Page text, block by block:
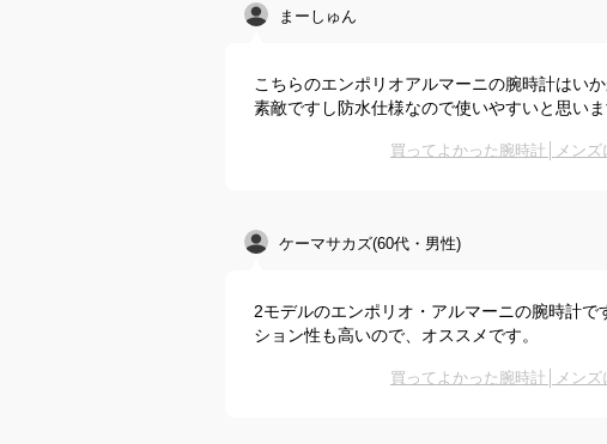
まーしゅん
こちらのエンポリオアルマーニの腕時計はい
素敵ですし防水仕様なので使いやすいと思いま
買ってよかった腕時計│メン
ケーマサカズ(60代・男性)
2モデルのエンポリオ・アルマーニの腕時計
ション性も高いので、オススメです。
買ってよかった腕時計│メン